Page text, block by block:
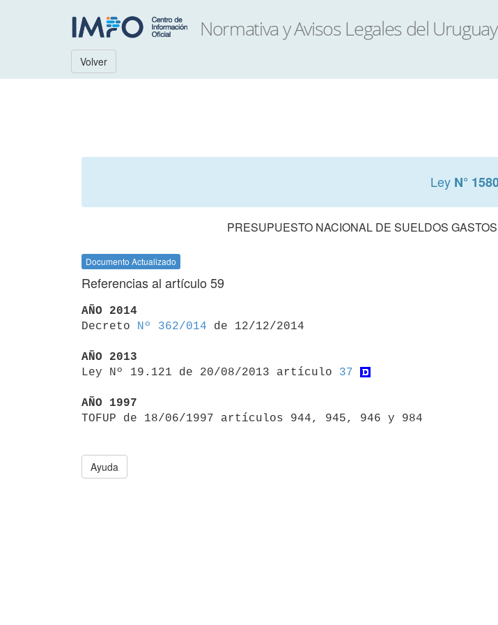
Volver
Ley N°
PRESUPUESTO NACIONAL DE SUELDOS
Documento Actualizado
Referencias al artículo 59
AÑO 2014
Decreto
Nº 362/014 de 12/12/2014
AÑO 2013
Ley Nº 19.121 de 20/08/2013 artículo 37
AÑO 1997
Ayuda